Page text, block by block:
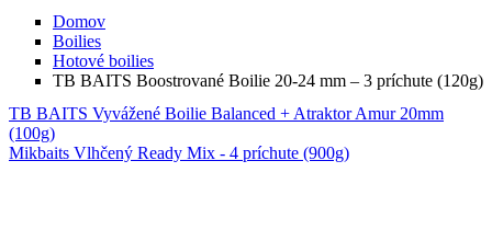
Domov
Boilies
Hotové boilies
TB BAITS Boostrované Boilie 20-24 mm – 3 príchute (120g)
TB BAITS Vyvážené Boilie Balanced + Atraktor Amur 20mm
(100g)
Mikbaits Vlhčený Ready Mix - 4 príchute (900g)